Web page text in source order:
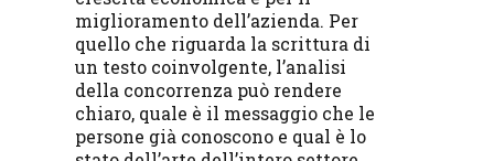
miglioramento dell’azienda. Per
quello che riguarda la scrittura di
un testo coinvolgente, l’analisi
della concorrenza può rendere
chiaro, quale è il messaggio che le
persone già conoscono e qual è lo